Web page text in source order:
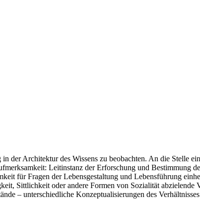
der Architektur des Wissens zu beobachten. An die Stelle
Leitinstanz der Erforschung und Bestimmung
für Fragen der Lebensgestaltung und Lebensführung
Sittlichkeit oder andere Formen von Sozialität abzielende
– unterschiedliche Konzeptualisierungen des